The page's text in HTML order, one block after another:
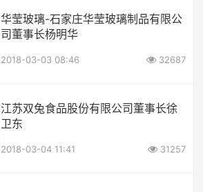
华莹玻璃-石家庄华莹玻璃制品有限公
司董事长杨明华
2018-03-03 08:46 32687
江苏双兔食品股份有限公司董事长徐
卫东
2018-03-04 11:41 31257